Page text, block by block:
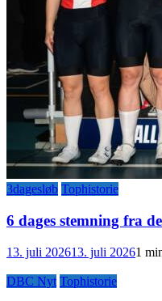
3dagesløb Tophistorie
6 dages stemning fra
13. juli 202613. juli 20261
DBC Nyt Tophistorie